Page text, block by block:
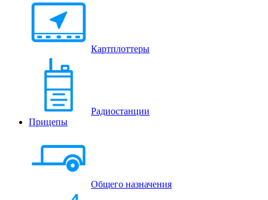
Картплоттеры
Радиостанции
Прицепы
Общего назначения